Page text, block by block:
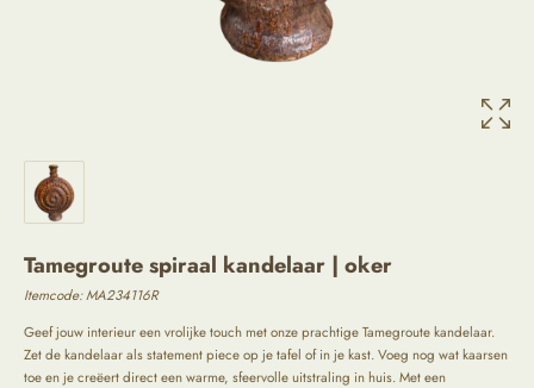
Tamegroute spiraal kandelaar | oker
Itemcode:MA234116R
Geef jouw interieur een vrolijke touch met onze prachtige Tamegroute kandelaar.
Zet de kandelaar als statement piece op je tafel of in je kast. Voeg nog wat kaarsen
toe en je creëert direct een warme, sfeervolle uitstraling in huis. Met een